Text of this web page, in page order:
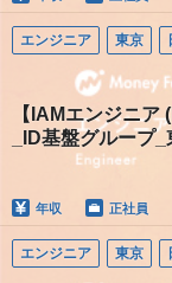
エンジニア 東京
【IAMエンジニ
_ID基盤グループ_
年収 正社員
エンジニア 東京